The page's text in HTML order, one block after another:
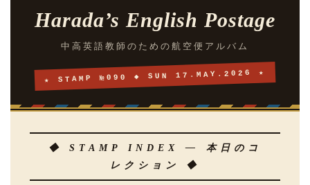
Harada’s English Postage
中高英語教師のための航空便アルバム
★ STAMP №090 ◆ SUN 17.MAY.2026 ★
◆ STAMP INDEX — 本日のコ
レクション ◆